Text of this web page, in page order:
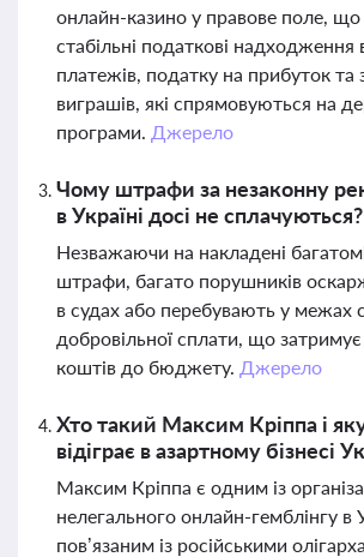
онлайн-казино у правове поле, що
стабільні податкові надходження
платежів, податку на прибуток та
виграшів, які спрямовуються на
програми. Джерело
Чому штрафи за незаконну
в Україні досі не сплачуються?
Незважаючи на накладені
штрафи, багато порушників
в судах або перебувають у межах
добровільної сплати, що
коштів до бюджету. Джерело
Хто такий Максим Кріппа і
відіграє в азартному бізнесі
Максим Кріппа є одним із
нелегального онлайн-гемблінгу в
пов’язаним із російськими